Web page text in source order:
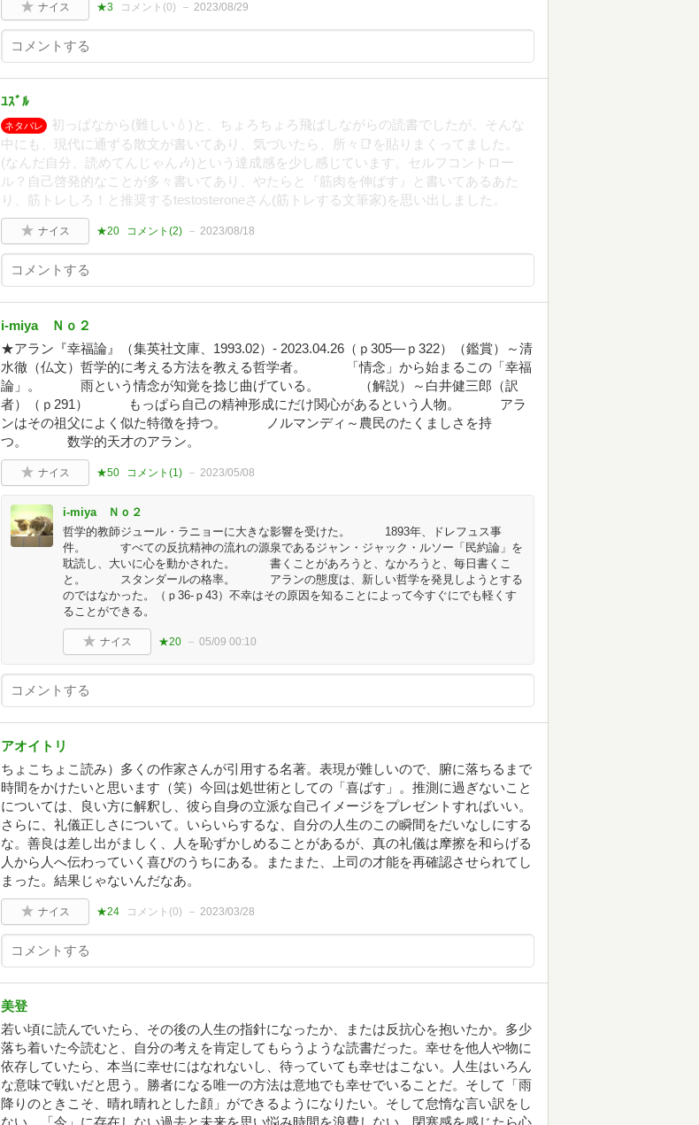
ナイス ★3 コメント(0) 2023/08/29
ﾕｽﾞﾙ
ネタバレ
初っぱなから(難しい💧)と、ちょろちょろ飛ばしながらの読書でしたが、そんな
中にも、現代に通ずる散文が書いてあり、気づいたら、所々📑を貼りまくってました。
(なんだ自分、読めてんじゃん🎶)という達成感を少し感じています。セルフコントロー
ル？自己啓発的なことが多々書いてあり、やたらと『筋肉を伸ばす』と書いてあるあた
り、筋トレしろ！と推奨するtestosteroneさん(筋トレする文筆家)を思い出しました。
ナイス ★20 コメント(2) 2023/08/18
i-miya Ｎｏ２
★アラン『幸福論』（集英社文庫、1993.02）- 2023.04.26（ｐ305―ｐ322）（鑑賞）～清
水徹（仏文）哲学的に考える方法を教える哲学者。 「情念」から始まるこの「幸福
論」。 雨という情念が知覚を捻じ曲げている。 （解説）～白井健三郎（訳
者）（ｐ291） もっぱら自己の精神形成にだけ関心があるという人物。 アラ
ンはその祖父によく似た特徴を持つ。 ノルマンディ～農民のたくましさを持
つ。 数学的天才のアラン。
ナイス ★50 コメント(1) 2023/05/08
i-miya Ｎｏ２
哲学的教師ジュール・ラニョーに大きな影響を受けた。 1893年、ドレフュス事
件。 すべての反抗精神の流れの源泉であるジャン・ジャック・ルソー「民約論」を
耽読し、大いに心を動かされた。 書くことがあろうと、なかろうと、毎日書くこ
と。 スタンダールの格率。 アランの態度は、新しい哲学を発見しようとする
のではなかった。（ｐ36-ｐ43）不幸はその原因を知ることによって今すぐにでも軽くす
ることができる。
ナイス ★20 05/09 00:10
アオイトリ
ちょこちょこ読み）多くの作家さんが引用する名著。表現が難しいので、腑に落ちるまで
時間をかけたいと思います（笑）今回は処世術としての「喜ばす」。推測に過ぎないこと
については、良い方に解釈し、彼ら自身の立派な自己イメージをプレゼントすればいい。
さらに、礼儀正しさについて。いらいらするな、自分の人生のこの瞬間をだいなしにする
な。善良は差し出がましく、人を恥ずかしめることがあるが、真の礼儀は摩擦を和らげる
人から人へ伝わっていく喜びのうちにある。またまた、上司の才能を再確認させられてし
まった。結果じゃないんだなあ。
ナイス ★24 コメント(0) 2023/03/28
美登
若い頃に読んでいたら、その後の人生の指針になったか、または反抗心を抱いたか。多少
落ち着いた今読むと、自分の考えを肯定してもらうような読書だった。幸せを他人や物に
依存していたら、本当に幸せにはなれないし、待っていても幸せはこない。人生はいろん
な意味で戦いだと思う。勝者になる唯一の方法は意地でも幸せでいることだ。そして「雨
降りのときこそ、晴れ晴れとした顔」ができるようになりたい。そして怠惰な言い訳をし
ない。「今」に存在しない過去と未来を思い悩み時間を浪費しない。閉塞感を感じたら心